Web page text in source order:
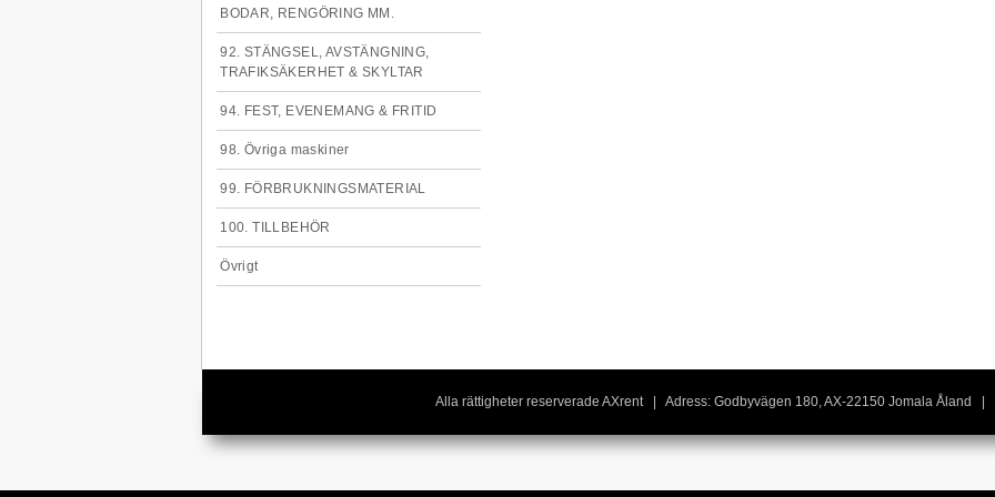
BODAR, RENGÖRING MM.
92. STÄNGSEL, AVSTÄNGNING,
TRAFIKSÄKERHET & SKYLTAR
94. FEST, EVENEMANG & FRITID
98. Övriga maskiner
99. FÖRBRUKNINGSMATERIAL
100. TILLBEHÖR
Övrigt
Alla rättigheter reserverade AXrent | Adress: Godbyvägen 180, AX-22150 Jomala Åland |